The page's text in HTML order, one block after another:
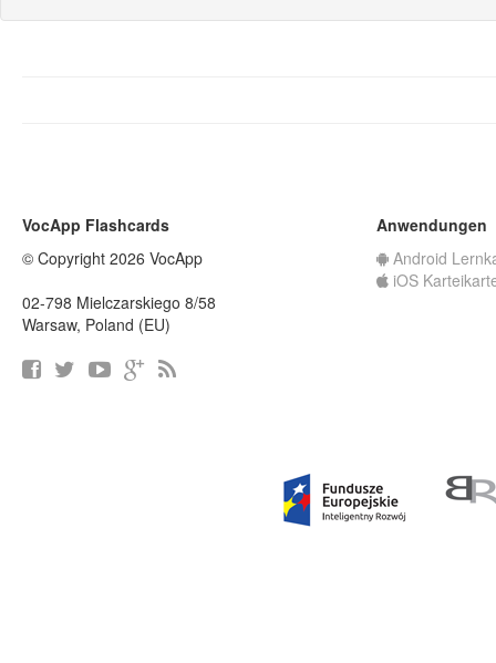
VocApp Flashcards
© Copyright 2026 VocApp
02-798 Mielczarskiego 8/58
Warsaw, Poland (EU)
Anwendungen
Android
iOS